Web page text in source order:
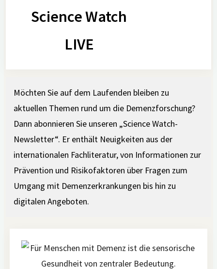
Science Watch
LIVE
Möchten Sie auf dem Laufenden bleiben zu
aktuellen Themen rund um die Demenzforschung?
Dann abonnieren Sie unseren „Science Watch-
Newsletter“. Er enthält Neuigkeiten aus der
internationalen Fachliteratur, von Informationen zur
Prävention und Risikofaktoren über Fragen zum
Umgang mit Demenzerkrankungen bis hin zu
digitalen Angeboten.